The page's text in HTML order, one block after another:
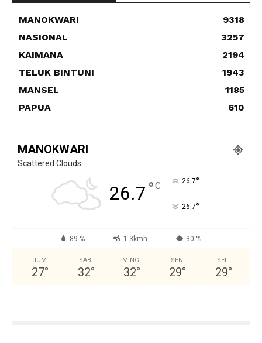
MANOKWARI
9318
NASIONAL
3257
KAIMANA
2194
TELUK BINTUNI
1943
MANSEL
1185
PAPUA
610
MANOKWARI
Scattered Clouds
26.7 °C 26.7°
26.7°
89 % 1.3kmh 30 %
JUM
27°
SAB
32°
MING
32°
SEN
29°
SEL
29°